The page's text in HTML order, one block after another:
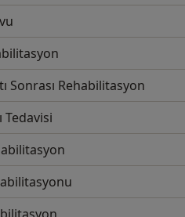
Sonrası Rehabilitasyon
Tedavisi